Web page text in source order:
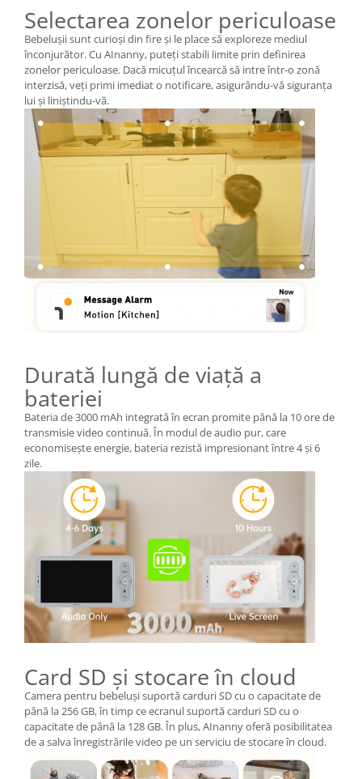
Selectarea zonelor periculoase
Bebelușii sunt curioși din fire și le place să exploreze mediul
înconjurător. Cu AInanny, puteți stabili limite prin definirea
zonelor periculoase. Dacă micuțul încearcă să intre într-o zonă
interzisă, veți primi imediat o notificare, asigurându-vă siguranța
lui și liniștindu-vă.
Durată lungă de viață a
bateriei
Bateria de 3000 mAh integrată în ecran promite până la 10 ore de
transmisie video continuă. În modul de audio pur, care
economisește energie, bateria rezistă impresionant între 4 și 6
zile.
Card SD și stocare în cloud
Camera pentru bebeluși suportă carduri SD cu o capacitate de
până la 256 GB, în timp ce ecranul suportă carduri SD cu o
capacitate de până la 128 GB. În plus, AInanny oferă posibilitatea
de a salva înregistrările video pe un serviciu de stocare în cloud.